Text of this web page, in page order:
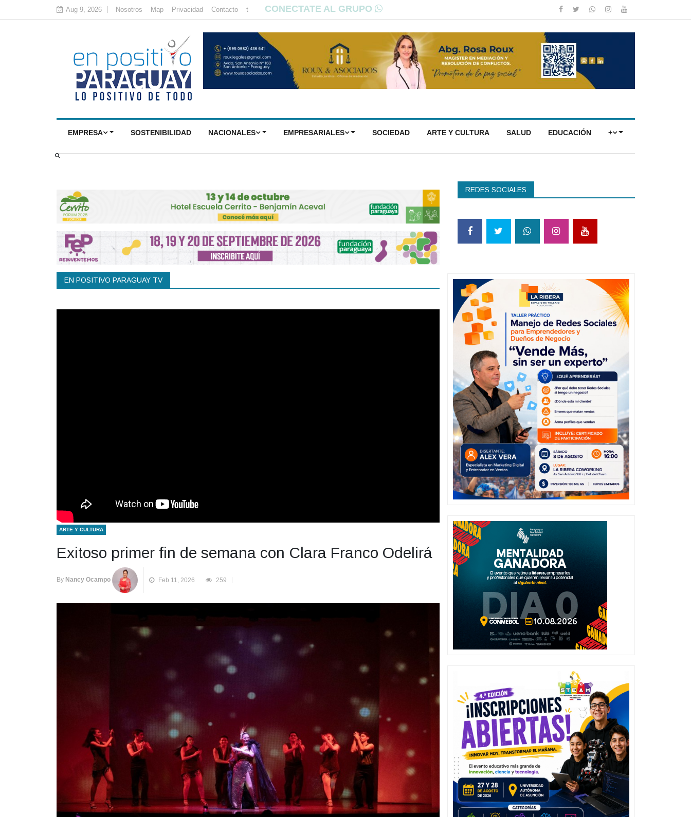
Aug 9, 2026 Nosotros Map Privacidad Contacto t CONECTATE AL GRUPO
EMPRESA SOSTENIBILIDAD NACIONALES EMPRESARIALES SOCIEDAD ARTE Y CULTURA SALUD EDUCACIÓN +
EN POSITIVO PARAGUAY TV
ARTE Y CULTURA
Exitoso primer fin de semana con Clara Franco Odelirá
By Nancy Ocampo Feb 11, 2026 259
REDES SOCIALES